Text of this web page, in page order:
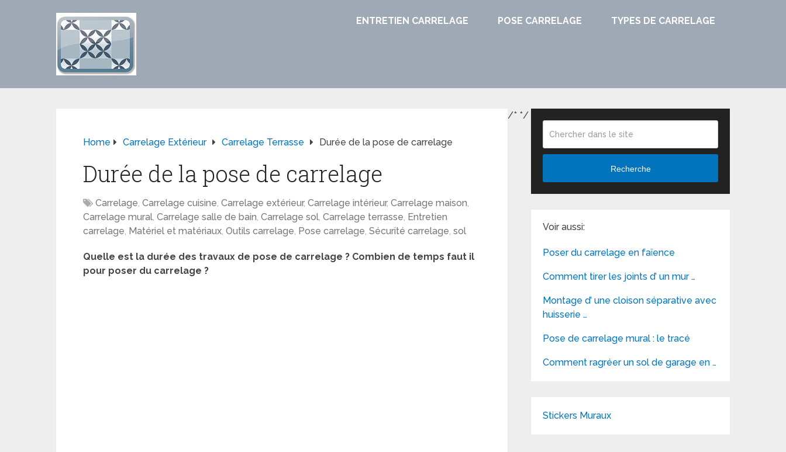
ENTRETIEN CARRELAGE POSE CARRELAGE TYPES DE CARRELAGE
Home Carrelage Extérieur Carrelage Terrasse Durée de la pose de carrelage
Durée de la pose de carrelage
Carrelage, Carrelage cuisine, Carrelage extérieur, Carrelage intérieur, Carrelage maison,
Carrelage mural, Carrelage salle de bain, Carrelage sol, Carrelage terrasse, Entretien
carrelage, Matériel et matériaux, Outils carrelage, Pose carrelage, Sécurité carrelage, sol
Quelle est la durée des travaux de pose de carrelage ? Combien de temps faut il
pour poser du carrelage ?
Recherche
Voir aussi:
Poser du carrelage en faïence
Comment tirer les joints d’ un mur …
Montage d’ une cloison séparative avec
huisserie …
Pose de carrelage mural : le tracé
Comment ragréer un sol de garage en …
Stickers Muraux
/* */